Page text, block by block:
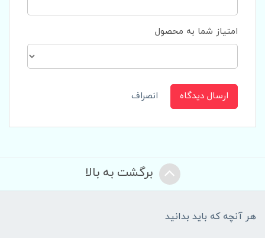
امتیاز شما به محصول
ارسال دیدگاه انصراف
برگشت به بالا
هر آنچه که باید بدانید